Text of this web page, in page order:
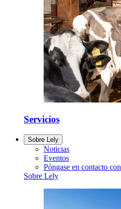
Servicios
Sobre Lely
Noticias
Eventos
Póngase en contacto con
Sobre Lely